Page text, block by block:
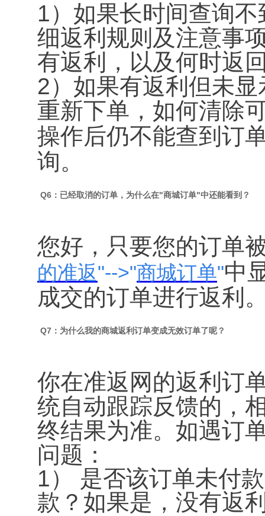
1）如果长时间查询
细返利规则及注意事
有返利，以及何时返
2）如果有返利但未
重新下单，如何清除
操作后仍不能查到订
询。
Q6：已经取消的订单，为什么在"商城订单"中还能看到？
您好，只要您的订单
的准返"-->"商城订单"中
成交的订单进行返利
Q7：为什么我的商城返利订单变成无效订单了呢？
你在准返网的返利订
统自动跟踪反馈的，
终结果为准。如遇订
问题：
1） 是否该订单未付
款？如果是，没有返